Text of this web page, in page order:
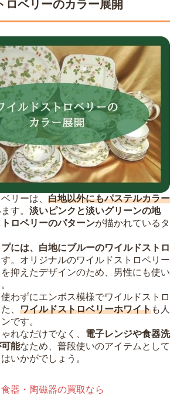
ロベリーのカラー展開
リーは、 白地以外にもパステルカラー
す。 淡いピンクと淡いグリーンの地
ロベリーのパターンが描かれているタ
には、白地にブルーのワイルドストロ
す。オリジナルのワイルドストロベリー
抑えたデザインのため、男性にも使い
わずにエンボス模様でワイルドストロ
、 ワイルドストロベリーホワイトも人
です。
れなだけでなく、 電子レンジや食器洗
能なため、普段使いのアイテムとして
いかがでしょう。
食器・陶磁器の買取なら